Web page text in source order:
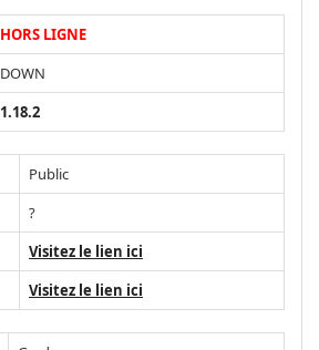
HORS LIGNE
DOWN
1.18.2
Public
?
Visitez le lien ici
Visitez le lien ici